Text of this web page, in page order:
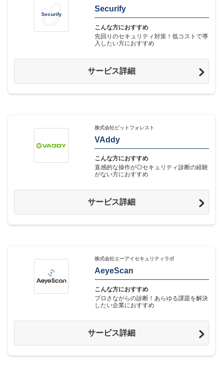
Securify
Securify
こんな方におすすめ
先回りのセキュリティ対策！低コストで導
入したい方におすすめ
サービス詳細
株式会社ビットフォレスト
VAddy
こんな方におすすめ
直感的な操作が◎セキュリティ診断の経験
がない方におすすめ
サービス詳細
株式会社エーアイセキュリティラボ
AeyeScan
こんな方におすすめ
プロさながらの診断！あらゆる課題を解決
したい企業におすすめ
サービス詳細